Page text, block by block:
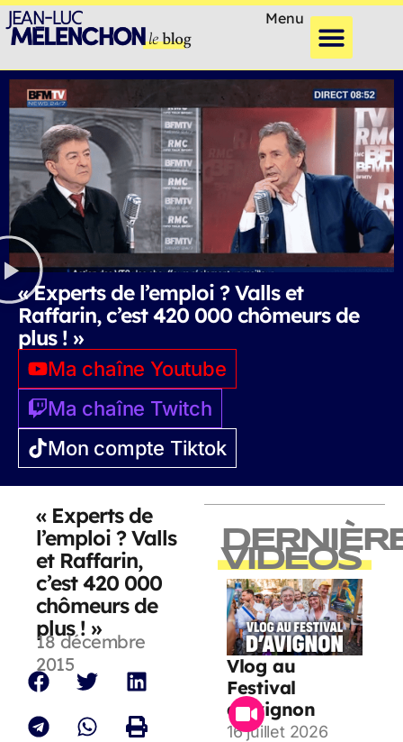
Menu
« Experts de l’emploi ? Valls et
Raffarin, c’est 420 000 chômeurs de
plus ! »
Ma chaîne Youtube
Ma chaîne Twitch
Mon compte Tiktok
« Experts de
l’emploi ? Valls
et Raffarin,
c’est 420 000
chômeurs de
plus ! »
18 décembre
2015
VIDEOS
Vlog au
Festival
d’Avignon
16 juillet 2026